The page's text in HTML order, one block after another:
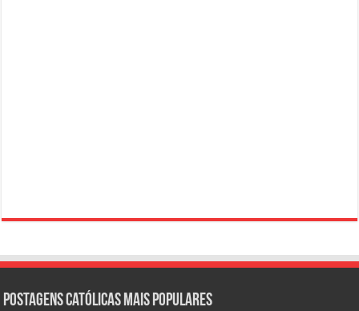
Postagens católicas mais Populares